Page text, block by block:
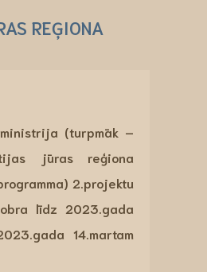
REĢIONA
(turpmāk –
jūras reģiona
2.projektu
līdz 2023.gada
14.martam